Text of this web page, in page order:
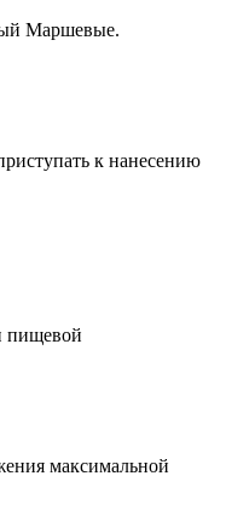
Маршевые.
к нанесению
пищевой
максимальной